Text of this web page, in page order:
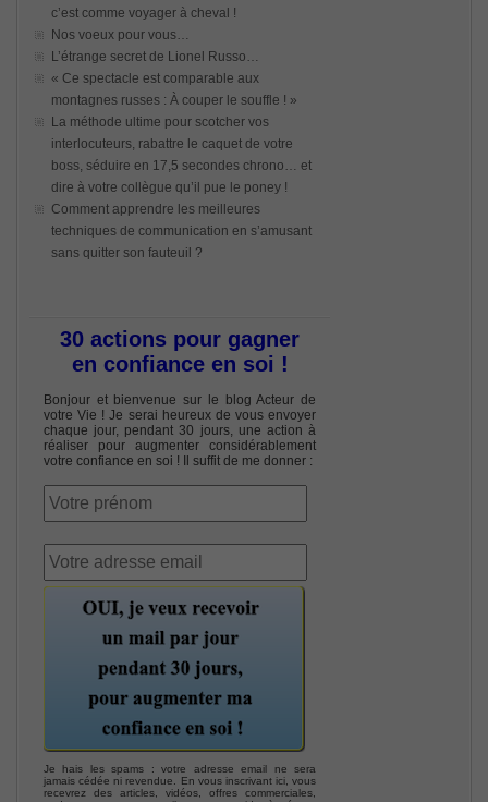
c’est comme voyager à cheval !
Nos voeux pour vous…
L’étrange secret de Lionel Russo…
« Ce spectacle est comparable aux
montagnes russes : À couper le souffle ! »
La méthode ultime pour scotcher vos
interlocuteurs, rabattre le caquet de votre
boss, séduire en 17,5 secondes chrono… et
dire à votre collègue qu’il pue le poney !
Comment apprendre les meilleures
techniques de communication en s’amusant
sans quitter son fauteuil ?
30 actions pour gagner
en confiance en soi !
Bonjour et bienvenue sur le blog Acteur de
votre Vie ! Je serai heureux de vous envoyer
chaque jour, pendant 30 jours, une action à
réaliser pour augmenter considérablement
votre confiance en soi ! Il suffit de me donner :
Je hais les spams : votre adresse email ne sera
jamais cédée ni revendue. En vous inscrivant ici, vous
recevrez des articles, vidéos, offres commerciales,